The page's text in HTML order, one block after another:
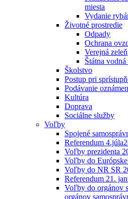
miesta
Vydanie
Životné prostredie
Odpady
Ochrana
Verejná zeleň
Štátna vodná
Školstvo
Postup pri
Podávanie
Kultúra
Doprava
Sociálne služby
Voľby
Spojené
Referendum
Voľby prezidenta
Voľby do
Voľby do NR SR
Referendum 21.
Voľby do orgánov
orgánov